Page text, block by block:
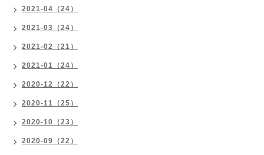
2021-04（24）
2021-03（24）
2021-02（21）
2021-01（24）
2020-12（22）
2020-11（25）
2020-10（23）
2020-09（22）